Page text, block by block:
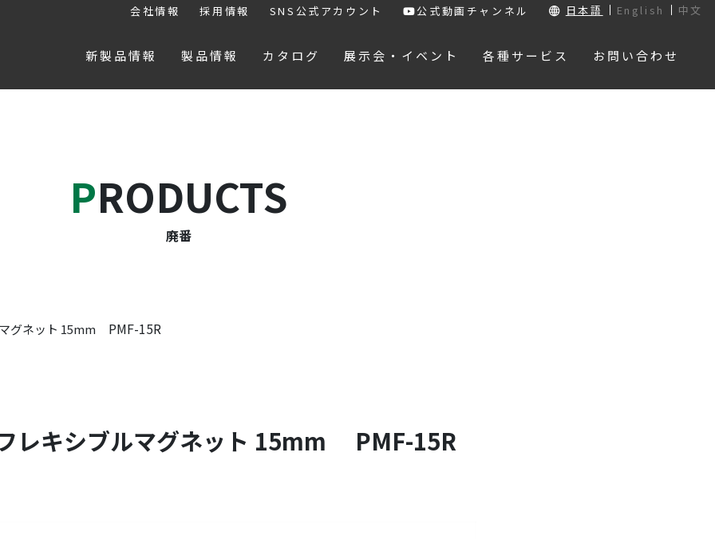
会社情報 採用情報 SNS公式アカウント 公式動画チャンネル 日本語 English 中文
新製品情報 製品情報 カタログ 展示会・イベント 各種サービス お問い合わせ
PRODUCTS
廃番
グネット 15mm PMF-15R
レキシブルマグネット 15mm PMF-15R